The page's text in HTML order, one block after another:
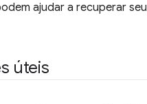
ajudar a recuperar seu
úteis